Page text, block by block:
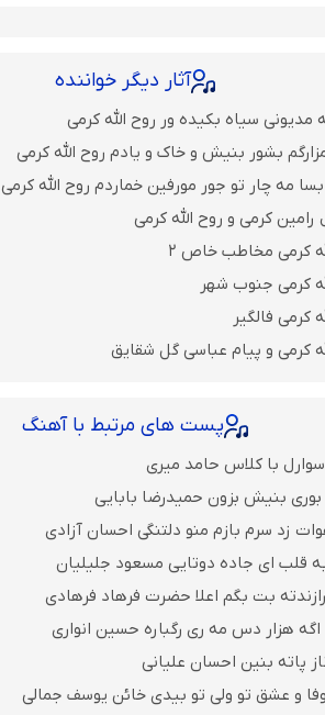
آثار دیگر خواننده
مدیونی سیاه بکیده ور روح الله کرمی
بشور بنیش و خاک و یادم روح الله کرمی
مه چار تو جور مورفین خماردم روح الله کرمی
کرمی و روح الله کرمی
کرمی مخاطب خاص ۲
کرمی جنوب شهر
کرمی فالگیر
کرمی و پیام عباسی گل شقایق
پست های مرتبط با آهنگ
با کلاس حامد میری
بنیش بزون حمیدرضا بابایی
زد سرم بازم منو دلتنگی احسان آزادی
قلب ای جاده دوتایی مسعود جلیلیان
بت بگم اعلا حضرت فرهاد فرهادی
هزار دس مه ری رگباره حسین انواری
پاته بنین احسان علیانی
و عشق تو ولی تو بیدی خائن یوسف جمالی